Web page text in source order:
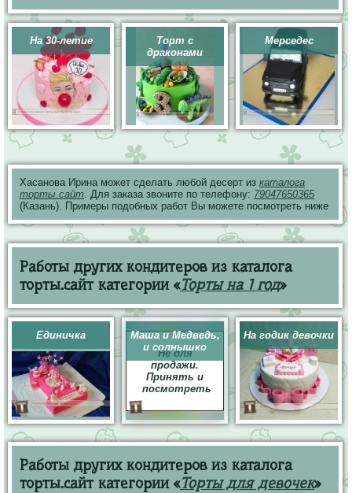
На 30-летие
Торт с
драконами
Мерседес
Хасанова Ирина может сделать любой десерт из каталога
торты.сайт. Для заказа звоните по телефону: 79047650365
(Казань). Примеры подобных работ Вы можете посмотреть ниже
Работы других кондитеров из каталога
торты.сайт категории «Торты на 1 год»
Единичка
Маша и Медведь,
и солнышко
Не для
продажи.
Принять и
посмотреть
На годик девочки
Работы других кондитеров из каталога
торты.сайт категории «Торты для девочек»